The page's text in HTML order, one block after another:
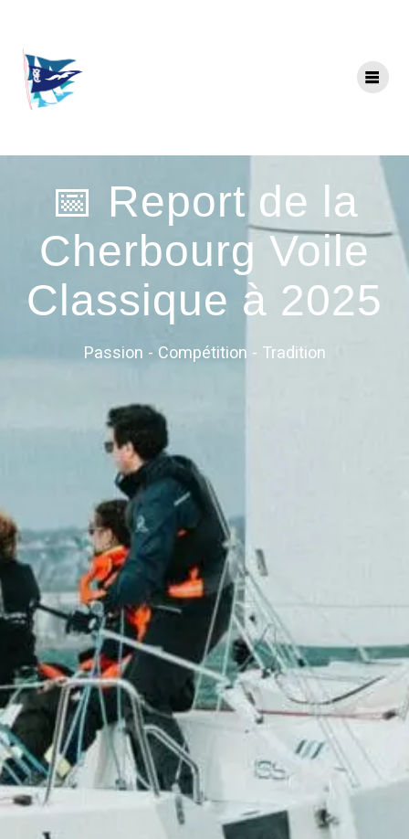
📅 Report de la
Cherbourg Voile
Classique à 2025
Passion - Compétition - Tradition